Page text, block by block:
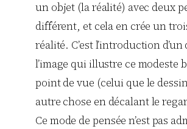
un objet (la réalité) avec deux
différent, et cela en crée un
réalité. C’est l’introduction
l’image qui illustre ce modeste
point de vue (celui que le
autre chose en décalant le
Ce mode de pensée n’est pas